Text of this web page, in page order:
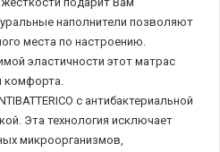
наполнители позволяют
места по настроению.
эластичности этот матрас
комфорта.
с антибактериальной
Эта технология исключает
микроорганизмов,